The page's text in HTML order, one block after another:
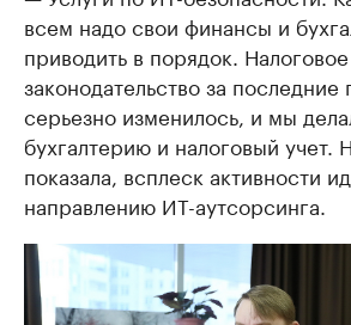
всем надо свои финансы и
приводить в порядок. Налоговое
законодательство за последние
серьезно изменилось, и мы
бухгалтерию и налоговый учет.
показала, всплеск активности
направлению ИТ-аутсорсинга.